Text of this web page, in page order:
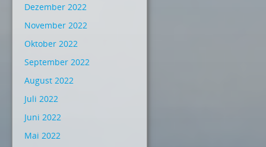
Dezember 2022
November 2022
Oktober 2022
September 2022
August 2022
Juli 2022
Juni 2022
Mai 2022